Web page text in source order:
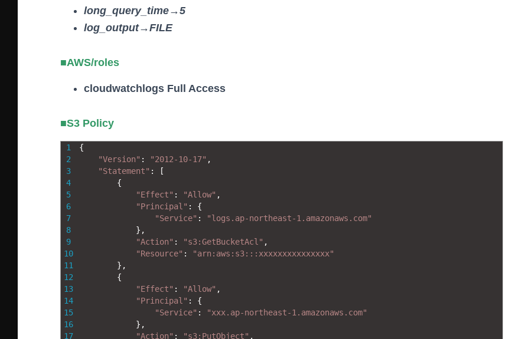
long_query_time→5
log_output→FILE
■AWS/roles
cloudwatchlogs Full Access
■S3 Policy
1
2
3
4
5
6
7
8
9
10
11
12
13
14
15
16
17
{
"Version" : "2012-10-17" ,
"Statement" :
[
{
"Effect" : "Allow" ,
"Principal" :
{
"Service" :
"logs.ap-northeast-1.amazonaws.com"
} ,
"Action" : "s3:GetBucketAcl" ,
"Resource" :
"arn:aws:s3:::xxxxxxxxxxxxxxx"
} ,
{
"Effect" : "Allow" ,
"Principal" :
{
"Service" :
"xxx.ap-northeast-1.amazonaws.com"
} ,
"Action" : "s3:PutObject" ,